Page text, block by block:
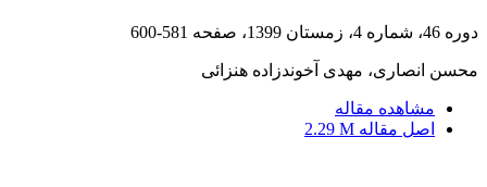
دوره 46، شماره 4، زمستان 1399، صفحه 581-600
محسن انصاری، مهدی آخوندزاده هنزائی
مشاهده مقاله
اصل مقاله 2.29 M